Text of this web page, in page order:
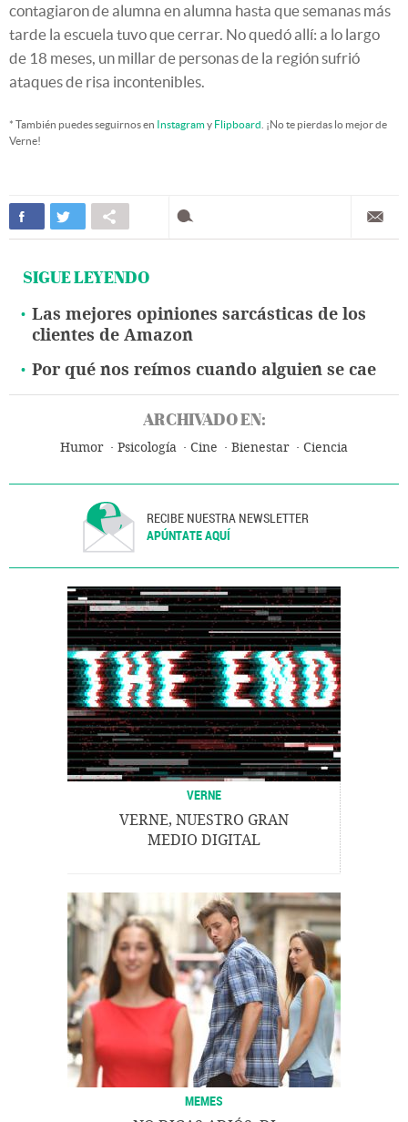
contagiaron de alumna en alumna hasta que semanas más
tarde la escuela tuvo que cerrar. No quedó allí: a lo largo
de 18 meses, un millar de personas de la región sufrió
ataques de risa incontenibles.
* También puedes seguirnos en Instagramy Flipboard . ¡No te pierdas lo mejor de
Verne!
SIGUE LEYENDO
Las mejores opiniones sarcásticas de los
clientes de Amazon
Por qué nos reímos cuando alguien se cae
ARCHIVADO EN:
Humor Psicología Cine Bienestar Ciencia
RECIBE NUESTRA NEWSLETTER
APÚNTATE AQUÍ
VERNE
VERNE, NUESTRO GRAN
MEDIO DIGITAL
MEMES